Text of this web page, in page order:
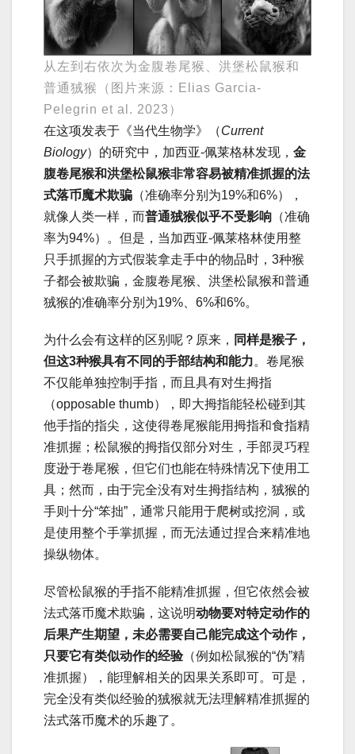
从左到右依次为金腹卷尾猴、洪堡松鼠猴和
普通狨猴（图片来源：Elias Garcia-
Pelegrin et al. 2023）
在这项发表于《当代生物学》（Current
Biology）的研究中，加西亚-佩莱格林发现， 金
腹卷尾猴和洪堡松鼠猴非常容易被精准抓握的法
式落币魔术欺骗 （准确率分别为19%和6%），
就像人类一样，而普通狨猴似乎不受影响 （准确
率为94%）。但是，当加西亚-佩莱格林使用整
只手抓握的方式假装拿走手中的物品时，3种猴
子都会被欺骗，金腹卷尾猴、洪堡松鼠猴和普通
狨猴的准确率分别为19%、6%和6%。
为什么会有这样的区别呢？原来， 同样是猴子，
但这3种猴具有不同的手部结构和能力。卷尾猴
不仅能单独控制手指，而且具有对生拇指
（opposable thumb），即大拇指能轻松碰到其
他手指的指尖，这使得卷尾猴能用拇指和食指精
准抓握；松鼠猴的拇指仅部分对生，手部灵巧程
度逊于卷尾猴，但它们也能在特殊情况下使用工
具；然而，由于完全没有对生拇指结构，狨猴的
手则十分“笨拙”，通常只能用于爬树或挖洞，或
是使用整个手掌抓握，而无法通过捏合来精准地
操纵物体。
尽管松鼠猴的手指不能精准抓握，但它依然会被
法式落币魔术欺骗，这说明动物要对特定动作的
后果产生期望，未必需要自己能完成这个动作，
只要它有类似动作的经验（例如松鼠猴的“伪”精
准抓握），能理解相关的因果关系即可。可是，
完全没有类似经验的狨猴就无法理解精准抓握的
法式落币魔术的乐趣了。